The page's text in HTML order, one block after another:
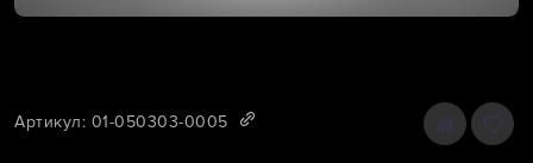
Артикул: 01-050303-0005